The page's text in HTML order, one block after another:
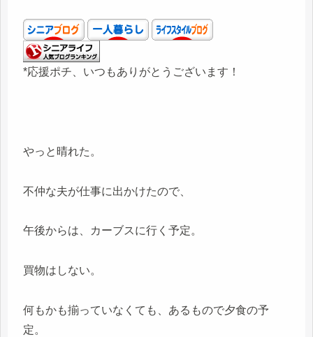
*応援ポチ、いつもありがとうございます！
やっと晴れた。
不仲な夫が仕事に出かけたので、
午後からは、カーブスに行く予定。
買物はしない。
何もかも揃っていなくても、あるもので夕食の予
定。